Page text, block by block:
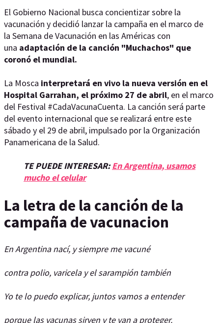
El Gobierno Nacional busca concientizar sobre la
vacunación y decidió lanzar la campaña en el marco de
la Semana de Vacunación en las Américas con
una adaptación de la canción "Muchachos" que
coronó el mundial.
La Mosca interpretará en vivo la nueva versión en el
Hospital Garrahan, el próximo 27 de abril, en el marco
del Festival #CadaVacunaCuenta. La canción será parte
del evento internacional que se realizará entre este
sábado y el 29 de abril, impulsado por la Organización
Panamericana de la Salud.
TE PUEDE INTERESAR:En Argentina, usamos
mucho el celular
La letra de la canción de la
campaña de vacunacion
En Argentina nací, y siempre me vacuné
contra polio, varicela y el sarampión también
Yo te lo puedo explicar, juntos vamos a entender
porque las vacunas sirven y te van a proteger.